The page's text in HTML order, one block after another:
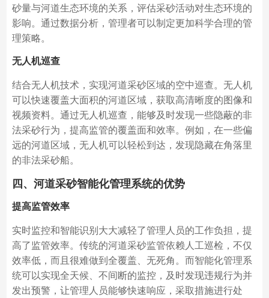
砂量与河道生态环境的关系，评估采砂活动对生态环境的
影响。通过数据分析，管理者可以制定更加科学合理的管
理策略。
无人机巡查
结合无人机技术，实现河道采砂区域的空中巡查。无人机
可以快速覆盖大面积的河道区域，获取高清晰度的图像和
视频资料。通过无人机巡查，能够及时发现一些隐蔽的非
法采砂行为，提高监管的覆盖面和效率。例如，在一些偏
远的河道区域，无人机可以轻松到达，发现隐藏在角落里
的非法采砂船。
四、河道采砂智能化管理系统的优势
提高监管效率
实时监控和智能识别大大减轻了管理人员的工作负担，提
高了监管效率。传统的河道采砂监管依赖人工巡检，不仅
效率低，而且很难做到全覆盖、无死角。而智能化管理系
统可以实现全天候、不间断的监控，及时发现违规行为并
发出预警，让管理人员能够快速响应，采取措施进行处